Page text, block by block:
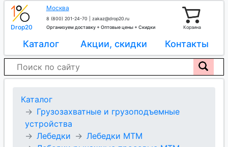
Drop20
Москва
8 (800) 201-24-70
zakaz@drop20.ru
Организуем доставку + Оптовые цены + Скидки
Корзина
Каталог Акции, скидки Контакты
Каталог
Грузозахватные и грузоподъемные
устройства
Лебедки
Лебедки МТМ